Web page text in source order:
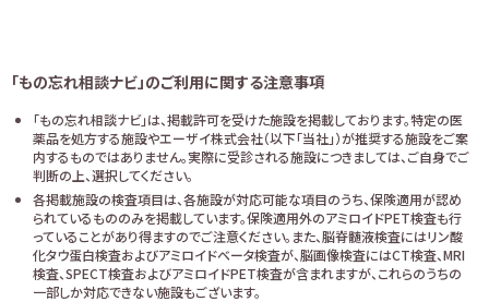
「もの忘れ相談ナビ」のご利用に関する注意事項
「もの忘れ相談ナビ」は、掲載許可を受けた施設を掲載しております。特定の医
薬品を処方する施設やエーザイ株式会社（以下「当社」）が推奨する施設をご案
内するものではありません。実際に受診される施設につきましては、ご自身でご
判断の上、選択してください。
各掲載施設の検査項目は、各施設が対応可能な項目のうち、保険適用が認め
られているもののみを掲載しています。保険適用外のアミロイドPET検査も行
っていることがあり得ますのでご注意ください。また、脳脊髄液検査にはリン酸
化タウ蛋白検査およびアミロイドベータ検査が、脳画像検査にはCT検査、MRI
検査、SPECT検査およびアミロイドPET検査が含まれますが、これらのうちの
一部しか対応できない施設もございます。